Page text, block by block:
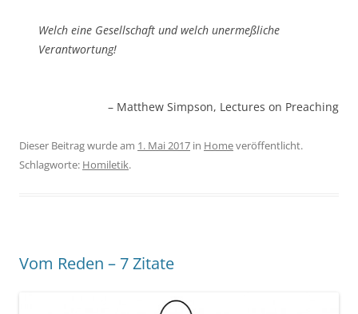
Welch eine Gesellschaft und welch unermeßliche
Verantwortung!
– Matthew Simpson, Lectures on Preaching
Dieser Beitrag wurde am 1. Mai 2017 in Homeveröffentlicht.
Schlagworte: Homiletik.
Vom Reden – 7 Zitate